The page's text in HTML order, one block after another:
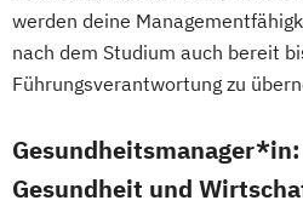
werden deine
nach dem Studium auch bereit
Führungsverantwortung zu
Gesundheit und